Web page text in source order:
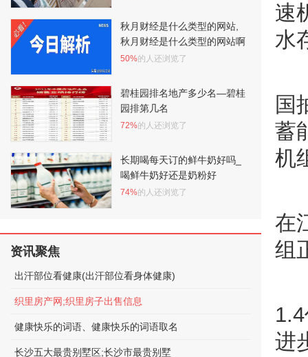
速
水
国
蓄
机
在
组
进
秋月财经是什么类型的网站,
秋月财经是什么类型的网站啊
50%的人还浏览了
碧桂园排名地产多少名—碧桂
园排第几名
72%的人还浏览了
长期喝每天订的鲜牛奶好吗_
喝鲜牛奶好还是奶粉好
74%的人还浏览了
资讯聚焦
出汗部位看健康(出汗部位看身体健康)
织里房产网;织里房子出售信息
健康快乐的词语、健康快乐的词语取名
长沙五大最贵别墅区;长沙市最贵别墅